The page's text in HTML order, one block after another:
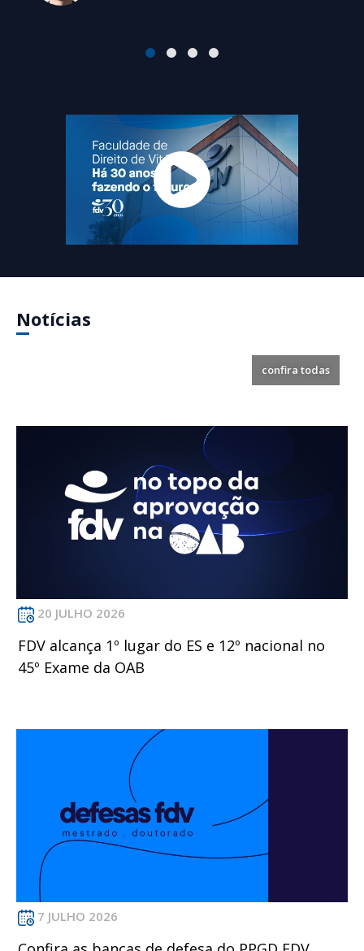
Notícias
confira todas
20 JULHO 2026
FDV alcança 1º lugar do ES e 12º nacional no
45º Exame da OAB
7 JULHO 2026